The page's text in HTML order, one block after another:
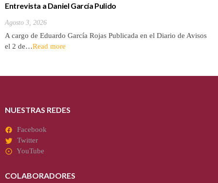
Entrevista a Daniel García Pulido
Agosto 3, 2026
A cargo de Eduardo García Rojas Publicada en el Diario de Avisos
el 2 de…Read more
NUESTRAS REDES
Facebook
Twitter
YouTube
COLABORADORES